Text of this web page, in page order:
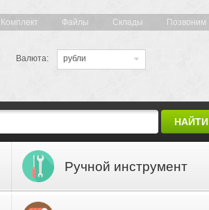
Комплект Файлы Склады Позвоним
Валюта: рубли
НАЙТИ
Ручной инструмент